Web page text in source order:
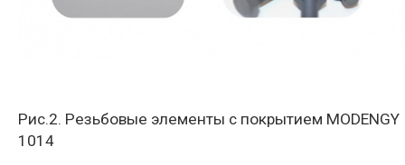
Рис.2. Резьбовые элементы с покрытием MODENGY
1014